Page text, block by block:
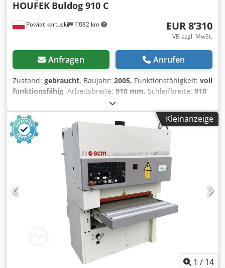
Powiat kartuski 1’082 km
HOUFEK Buldog 910 C
EUR 8’310
VB zzgl. MwSt.
Anfragen Anrufen
Zustand: gebraucht, Baujahr: 2005, Funktionsfähigkeit: voll
funktionsfähig, Arbeitsbreite: 910 mm, Schleifbreite: 910
1’000 kg, Schleifhöhe:
Arbeitshöhe:160 mm, Höheneinstelltyp:elektrisch, Art
des Eingangsstroms:Drehstrom, - Nach der technischen
Durchsicht - Tschechische Produktion - Baujahr 2005
TECHNISCHE DATEN: - Arbeitsbreite 910 mm -
Bearbeitungshöhe 3–160 mm - Hauptmotor 11 kW -
Gesamtleistung der Maschine 12 kW - Andruckschuh -
Elektrische Höheneinstellung - Automatische Stern-
Dreieck-Umschaltung - Amperemeter - Oszillation über
optoelektronische Sensoren - Tischpositionsanzeiger -
Arbeitsdruck 5,5/7 bar - Zwei Vorschubgeschwindigkeiten
4,5/9 m/min - Gummipressrollen - Pneumatische
Scheibenbremse für Hauptmotor -
Absaugstutzendurchmesser 140 mm Abmessungen der
Maschine: - Länge 160 cm - Breite 160 cm - Höhe 220 cm
Codezinr Dspfx Afpoha - Gewicht 1000 kg
Kleinanzeige
1 / 14